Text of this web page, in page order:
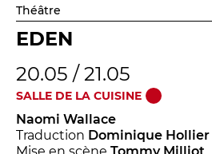
Théâtre
EDEN
20.05 / 21.05
SALLE DE LA CUISINE
Naomi Wallace
Traduction Dominique Hollier